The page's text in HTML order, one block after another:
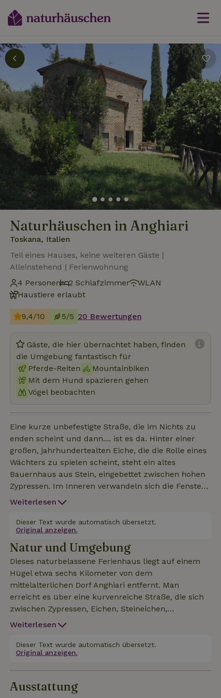
Naturhäuschen in Anghiari
Toskana, Italien
Teil eines Hauses, keine weiteren Gäste |
Alleinstehend | Ferienwohnung
4 Personen
2 Schlafzimmer
WLAN
Haustiere erlaubt
9,4/10 5/5 20 Bewertungen
Gäste, die hier übernachtet haben, finden
die Umgebung fantastisch für
Pferde-Reiten
Mountainbiken
Mit dem Hund spazieren gehen
Vögel beobachten
Eine kurze unbefestigte Straße, die im Nichts zu
enden scheint und dann.... ist es da. Hinter einer
großen, jahrhundertealten Eiche, die die Rolle eines
Wächters zu spielen scheint, steht ein altes
Bauernhaus aus Stein, eingebettet zwischen hohen
Zypressen. Im Inneren verwandeln sich die Fenster
in Rahmen: Oliven-, Feigen- und Kirschbäume,
des Apennins. Neben unserer Wohnung gibt es noch
zwei weitere, beide mit eigenen Eingängen. Jede
Wohnung ist so eingerichtet, als wäre sie unser
eigenes Zuhause, mit einem Stil, der die typischen
Merkmale toskanischer Landhäuser mit Elementen
kombiniert, die andere Orte, andere Zeiten, andere
Reisen.... Ein großer Kamin mit Blick auf die Küche
inspirierte uns zu dem Namen der Wohnung. Sie ist
kleinen Balkon, einem Wohnzimmer mit einem
Doppelschlafsofa, einem Schlafzimmer mit
Doppelbett und einem großen Bad mit Dusche. Die
Weiterlesen
Dieser Text wurde automatisch übersetzt.
Original anzeigen.
Natur und Umgebung
Dieses naturbelassene Ferienhaus liegt auf einem
Hügel etwa sechs Kilometer von dem
mittelalterlichen Dorf Anghiari entfernt. Man
erreicht es über eine kurvenreiche Straße, die sich
zwischen Zypressen, Eichen, Steineichen,
Olivenbäumen und bewirtschafteten Feldern
Jahreszeit ändert. Das umliegende 4,5 Hektar große
Grundstück ist teilweise bewaldet und teilweise mit
Oliven- und Obstbäumen bepflanzt. Die Lage ist
einzigartig: Anghiari, das als eines der "schönsten
Dörfer Italiens" gilt, liegt in einer Ecke der Toskana,
Weiterlesen
Dieser Text wurde automatisch übersetzt.
Original anzeigen.
Ausstattung